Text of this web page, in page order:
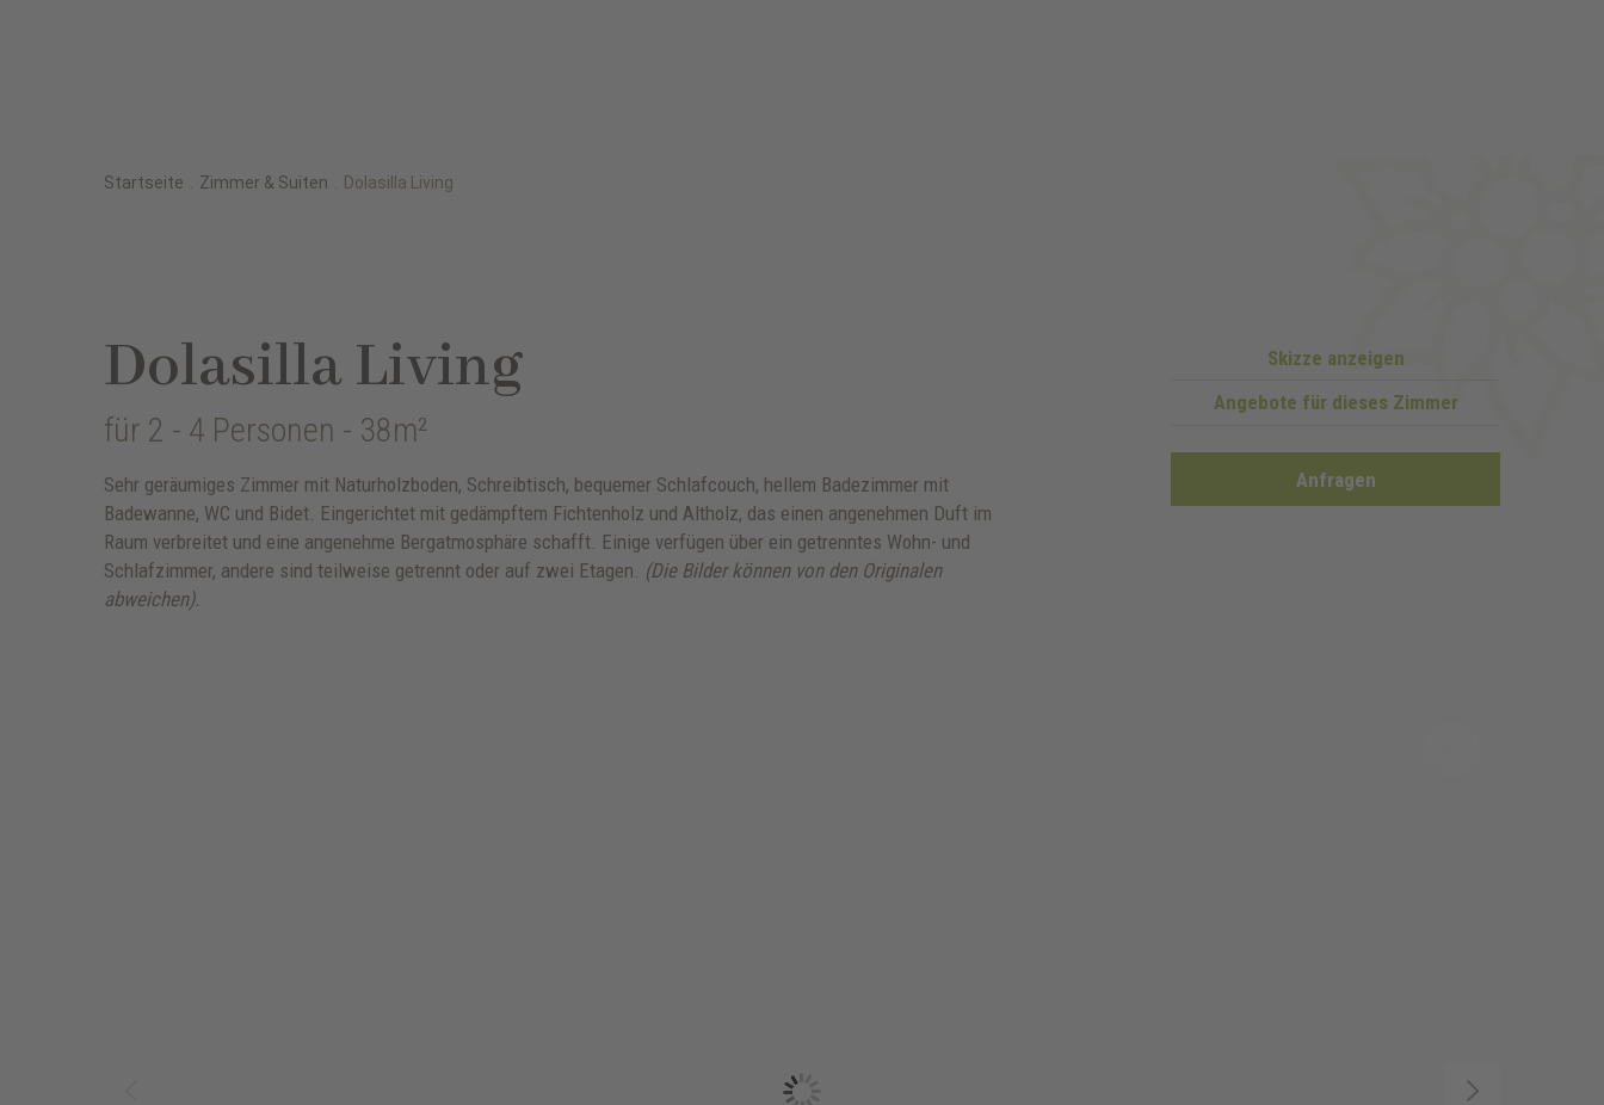
Startseite Zimmer & Suiten Dolasilla Living
Dolasilla Living
für 2 - 4 Personen - 38m²
Sehr geräumiges Zimmer mit Naturholzboden, Schreibtisch, bequemer Schlafcouch, hellem Badezimmer mit
Badewanne, WC und Bidet. Eingerichtet mit gedämpftem Fichtenholz und Altholz, das einen angenehmen Duft im
Raum verbreitet und eine angenehme Bergatmosphäre schafft. Einige verfügen über ein getrenntes Wohn- und
Schlafzimmer, andere sind teilweise getrennt oder auf zwei Etagen. (Die Bilder können von den Originalen
abweichen).
Skizze anzeigen
Angebote für dieses Zimmer
Anfragen